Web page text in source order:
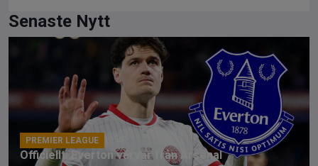
b
o
o
k
s
Li
n
k
Senaste Nytt
PREMIER LEAGUE
Officiellt: Everton värvar från Arsenal